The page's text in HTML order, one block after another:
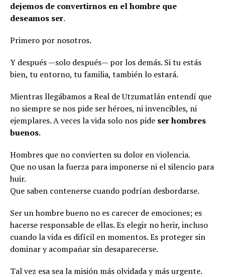
dejemos de convertirnos en el hombre que
deseamos ser.
Primero por nosotros.
Y después —solo después— por los demás. Si tu estás
bien, tu entorno, tu familia, también lo estará.
Mientras llegábamos a Real de Utzumatlán entendí que
no siempre se nos pide ser héroes, ni invencibles, ni
ejemplares. A veces la vida solo nos pide ser hombres
buenos.
Hombres que no convierten su dolor en violencia.
Que no usan la fuerza para imponerse ni el silencio para
huir.
Que saben contenerse cuando podrían desbordarse.
Ser un hombre bueno no es carecer de emociones; es
hacerse responsable de ellas. Es elegir no herir, incluso
cuando la vida es difícil en momentos. Es proteger sin
dominar y acompañar sin desaparecerse.
Tal vez esa sea la misión más olvidada y más urgente.